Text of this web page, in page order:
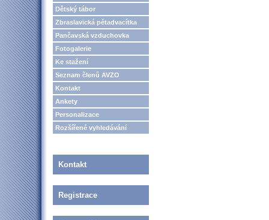
Dětský tábor
Zbraslavická pětadvacítka
Pančavská vzduchovka
Fotogalerie
Ke stažení
Seznam členů AVZO
Kontakt
Ankety
Personalizace
Rozšířené vyhledávání
Kontakt
Registrace